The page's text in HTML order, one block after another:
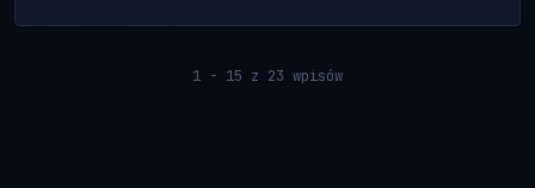
1 - 15 z 23 wpisów